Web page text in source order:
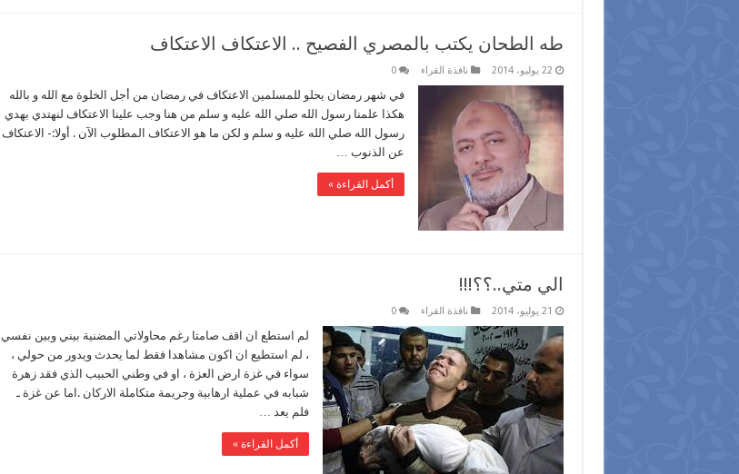
طه الطحان يكتب بالمصري الفصيح .. الاعتكاف الاعتكاف
22 يوليو، 2014 نافذة القراء 0
في شهر رمضان يحلو للمسلمين الاعتكاف في رمضان من أجل الخلوة مع الله و بالله
هكذا علمنا رسول الله صلي الله عليه و سلم من هنا وجب علينا الاعتكاف لنهتدي بهدي
رسول الله صلي الله عليه و سلم و لكن ما هو الاعتكاف المطلوب الآن . أولا:- الاعتكاف
عن الذنوب …
أكمل القراءة »
الي متي..؟؟!!!
21 يوليو، 2014 نافذة القراء 0
لم استطع ان اقف صامتا رغم محاولاتي المضنية بيني وبين نفسي
، لم استطيع ان اكون مشاهدا فقط لما يحدث ويدور من حولي ،
سواء في غزة ارض العزة ، او في وطني الحبيب الذي فقد زهرة
شبابه في عملية ارهابية وجريمة متكاملة الاركان .اما عن غزة ـ
فلم يعد …
أكمل القراءة »